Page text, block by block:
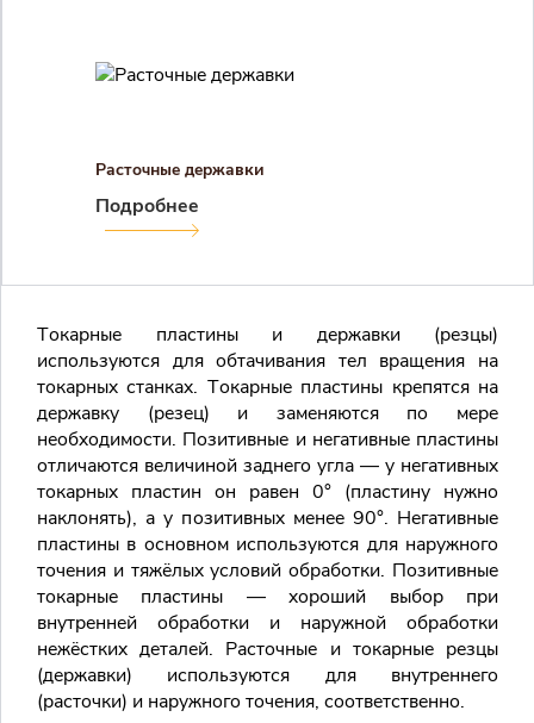
Расточные державки
Подробнее
Токарные пластины и державки (резцы)
используются для обтачивания тел вращения на
токарных станках. Токарные пластины крепятся на
державку (резец) и заменяются по мере
необходимости. Позитивные и негативные пластины
отличаются величиной заднего угла — у негативных
токарных пластин он равен 0° (пластину нужно
наклонять), а у позитивных менее 90°. Негативные
пластины в основном используются для наружного
точения и тяжёлых условий обработки. Позитивные
токарные пластины — хороший выбор при
внутренней обработки и наружной обработки
нежёстких деталей. Расточные и токарные резцы
(державки) используются для внутреннего
(расточки) и наружного точения, соответственно.
Авторизация
Закрыть
Авторизация
Закрыть